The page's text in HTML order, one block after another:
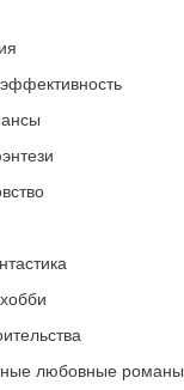
любовные романы